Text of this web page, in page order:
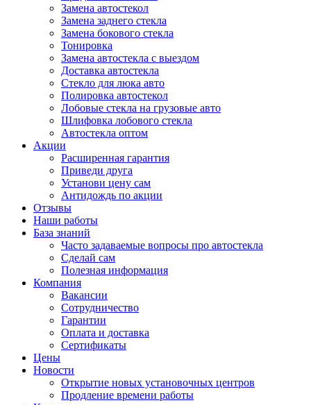
Замена автостекол
Замена заднего стекла
Замена бокового стекла
Тонировка
Замена автостекла с выездом
Доставка автостекла
Стекло для люка авто
Полировка автостекол
Лобовые стекла на грузовые авто
Шлифовка лобового стекла
Автостекла оптом
Акции
Расширенная гарантия
Приведи друга
Установи цену сам
Антидождь по акции
Отзывы
Наши работы
База знаний
Часто задаваемые вопросы про автостекла
Сделай сам
Полезная информация
Компания
Вакансии
Сотрудничество
Гарантии
Оплата и доставка
Сертификаты
Цены
Новости
Открытие новых установочных центров
Продление времени работы